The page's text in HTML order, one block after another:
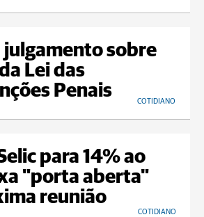
julgamento sobre
Lei das
Penais
COTIDIANO
para 14% ao
"porta aberta"
reunião
COTIDIANO